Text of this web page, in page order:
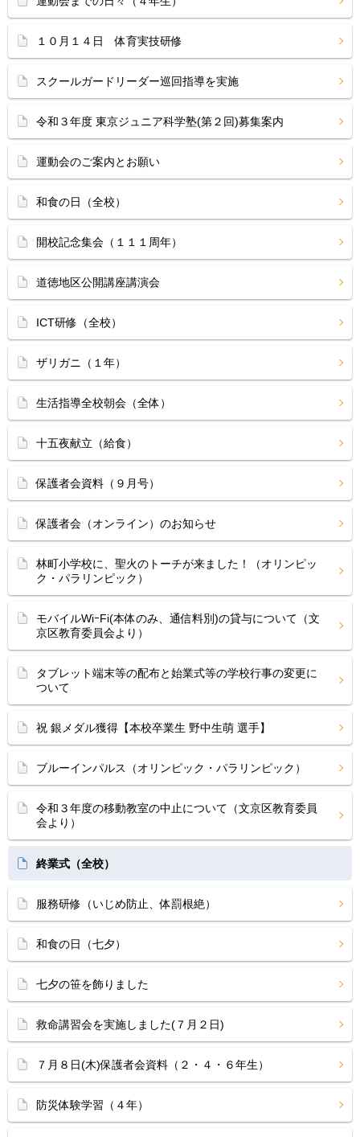
１０月１４日 体育実技研修
スクールガードリーダー巡回指導を実施
令和３年度 東京ジュニア科学塾(第２回)募集案内
運動会のご案内とお願い
和食の日（全校）
開校記念集会（１１１周年）
道徳地区公開講座講演会
ICT研修（全校）
ザリガニ（１年）
生活指導全校朝会（全体）
十五夜献立（給食）
保護者会資料（９月号）
保護者会（オンライン）のお知らせ
林町小学校に、聖火のトーチが来ました！（オリンピッ
ク・パラリンピック）
モバイルWiｰFi(本体のみ、通信料別)の貸与について（文
京区教育委員会より）
タブレット端末等の配布と始業式等の学校行事の変更に
ついて
祝 銀メダル獲得【本校卒業生 野中生萌 選手】
ブルーインパルス（オリンピック・パラリンピック）
令和３年度の移動教室の中止について（文京区教育委員
会より）
終業式（全校）
服務研修（いじめ防止、体罰根絶）
和食の日（七夕）
七夕の笹を飾りました
救命講習会を実施しました(７月２日)
７月８日(木)保護者会資料（２・４・６年生）
防災体験学習（４年）